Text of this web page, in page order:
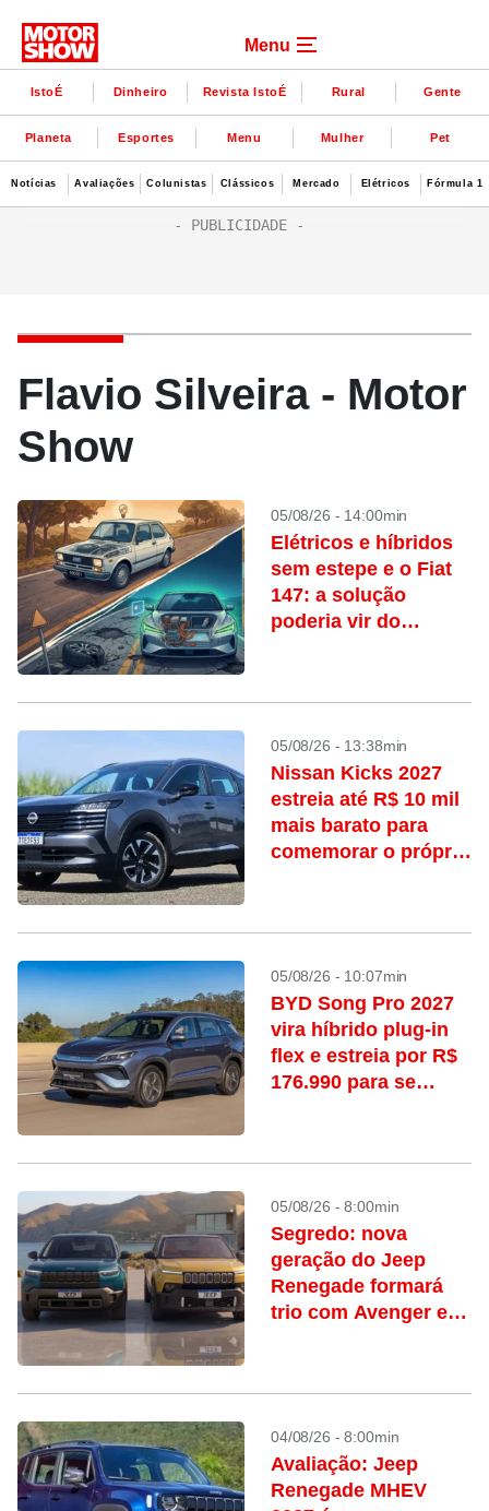
Menu
IstoÉ Dinheiro Revista IstoÉ Rural Gente
Planeta Esportes Menu Mulher Pet
Notícias Avaliações Colunistas Clássicos Mercado Elétricos Fórmula 1
Flavio Silveira - Motor
Show
05/08/26 - 14:00min
Elétricos e híbridos
sem estepe e o Fiat
147: a solução
poderia vir do
05/08/26 - 13:38min
Nissan Kicks 2027
estreia até R$ 10 mil
mais barato para
comemorar o próprio
05/08/26 - 10:07min
BYD Song Pro 2027
vira híbrido plug-in
flex e estreia por R$
176.990 para se
05/08/26 - 8:00min
Segredo: nova
geração do Jeep
Renegade formará
trio com Avenger e
04/08/26 - 8:00min
Avaliação: Jeep
Renegade MHEV